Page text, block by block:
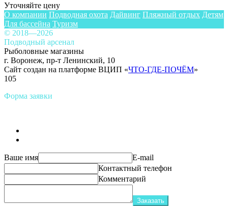
Уточняйте цену
О компании Подводная охота Дайвинг Пляжный отдых Детям
Для бассейна Туризм
© 2018—2026
Подводный арсенал
Рыболовные магазины
г. Воронеж, пр-т Ленинский, 10
Сайт создан на платформе ВЦИП «ЧТО-ГДЕ-ПОЧЁМ»
105
Форма заявки
Ваше имя
E-mail
Контактный телефон
Комментарий
Заказать